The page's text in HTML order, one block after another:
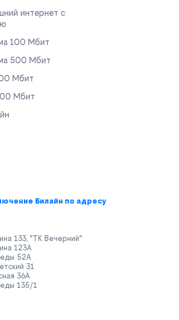
интернет с
100 Мбит
500 Мбит
Мбит
Мбит
Билайн по адресу
133, "ТК Вечерний"
123А
52А
31
36А
135/1